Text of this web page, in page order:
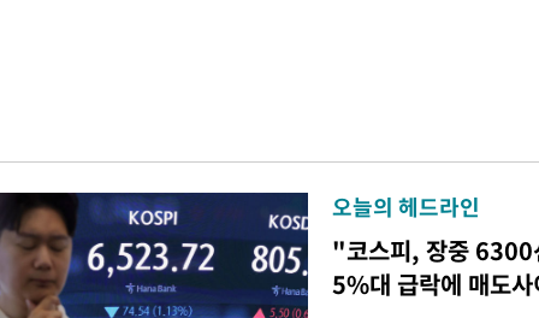
오늘의 헤드라인
"코스피, 장중 6300
5%대 급락에 매도사